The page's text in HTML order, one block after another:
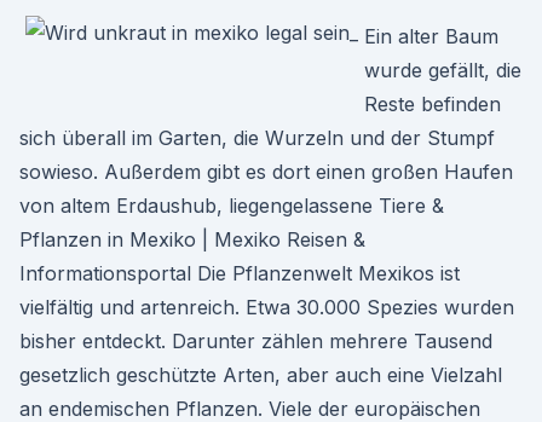
Ein alter Baum
wurde gefällt, die
Reste befinden
sich überall im Garten, die Wurzeln und der Stumpf
sowieso. Außerdem gibt es dort einen großen Haufen
von altem Erdaushub, liegengelassene Tiere &
Pflanzen in Mexiko | Mexiko Reisen &
Informationsportal Die Pflanzenwelt Mexikos ist
vielfältig und artenreich. Etwa 30.000 Spezies wurden
bisher entdeckt. Darunter zählen mehrere Tausend
gesetzlich geschützte Arten, aber auch eine Vielzahl
an endemischen Pflanzen. Viele der europäischen